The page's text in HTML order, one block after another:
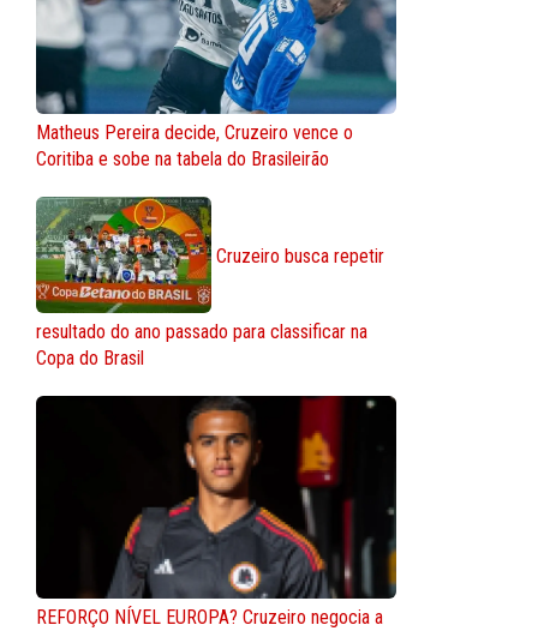
Matheus Pereira decide, Cruzeiro vence o
Coritiba e sobe na tabela do Brasileirão
Cruzeiro busca repetir
resultado do ano passado para classificar na
Copa do Brasil
REFORÇO NÍVEL EUROPA? Cruzeiro negocia a